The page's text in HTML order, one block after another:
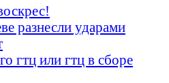
разнесли ударами
гтц или гтц в сборе